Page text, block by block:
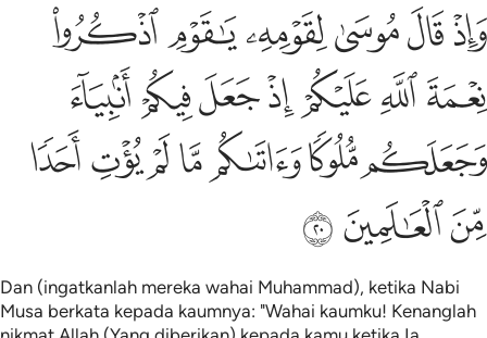
واذ قال موسى لقومه يا قوم اذكروا نعمة الله عليكم اذ جعل فيكم
وَإِذْ قَالَ مُوسَىٰ لِقَوْمِهِۦ يَـٰقَوْمِ ٱذْكُرُوا۟ نِعْمَةَ ٱللَّهِ
ﲄﲅﲆﲇﲈﲉ
ﲊﲋﲌﲍﲎﲏﲐ
ﲑﲒﲓﲔﲕﲖﲗ
ﲘﲙﲚ
Dan (ingatkanlah mereka wahai Muhammad), ketika Nabi
Musa berkata kepada kaumnya: "Wahai kaumku! Kenanglah